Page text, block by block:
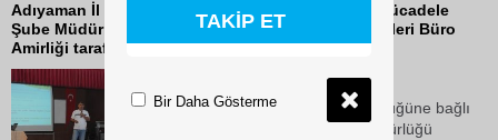
Adıyaman İl Emniyet Müdürlüğüne bağlı Terörle Mücadele
Şube Müdürlüğü Bilgilendirme ve Önleme Faaliyetleri Büro
Amirliği tarafından hayata geçirilen...
22 Ekim 2018 Pazartesi 14:03
Adıyaman İl Emniyet Müdürlüğüne bağlı
Terörle Mücadele Şube Müdürlüğü
TAKİP ET
Bir Daha Gösterme